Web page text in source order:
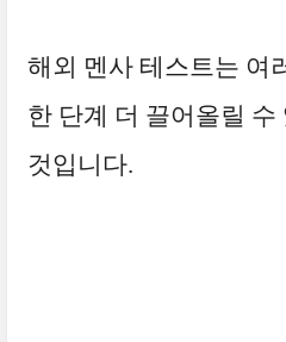
해외 멘사 테스트는 여
한 단계 더 끌어올릴 수
것입니다.